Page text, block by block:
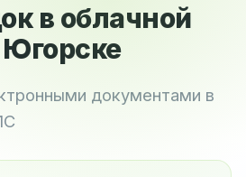
в облачной
документами в